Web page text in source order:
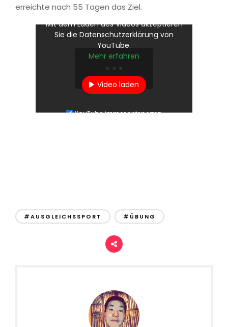
erreichte nach 55 Tagen das Ziel.
Mit dem Laden des Videos akzeptieren
Sie die Datenschutzerklärung von
YouTube.
Mehr erfahren
Video laden
YouTube immer entsperren
#AUSGLEICHSSPORT #ÜBUNG